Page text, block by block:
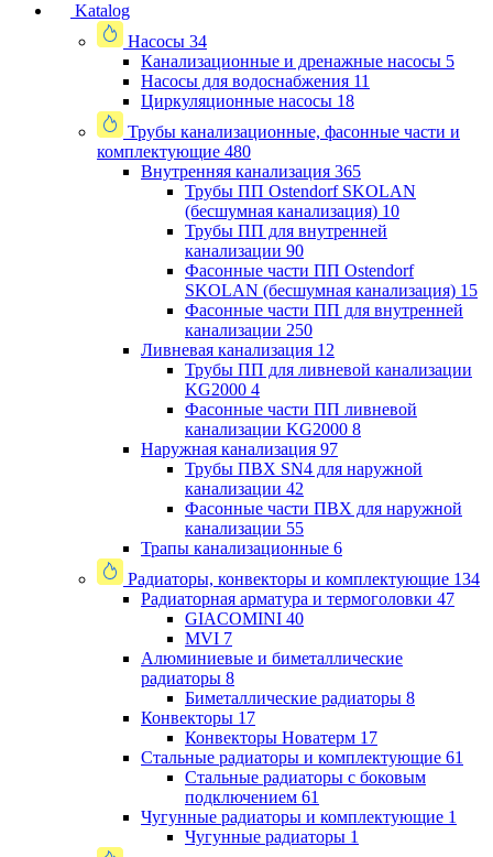
Katalog
Насосы 34
Канализационные и дренажные насосы 5
Насосы для водоснабжения 11
Циркуляционные насосы 18
Трубы канализационные, фасонные части и
комплектующие 480
Внутренняя канализация 365
Трубы ПП Ostendorf SKOLAN
(бесшумная канализация) 10
Трубы ПП для внутренней
канализации 90
Фасонные части ПП Ostendorf
SKOLAN (бесшумная канализация) 15
Фасонные части ПП для внутренней
канализации 250
Ливневая канализация 12
Трубы ПП для ливневой канализации
KG2000 4
Фасонные части ПП ливневой
канализации KG2000 8
Наружная канализация 97
Трубы ПВХ SN4 для наружной
канализации 42
Фасонные части ПВХ для наружной
канализации 55
Трапы канализационные 6
Радиаторы, конвекторы и комплектующие 134
Радиаторная арматура и термоголовки 47
GIACOMINI 40
MVI 7
Алюминиевые и биметаллические
радиаторы 8
Биметаллические радиаторы 8
Конвекторы 17
Конвекторы Новатерм 17
Стальные радиаторы и комплектующие 61
Стальные радиаторы с боковым
подключением 61
Чугунные радиаторы и комплектующие 1
Чугунные радиаторы 1